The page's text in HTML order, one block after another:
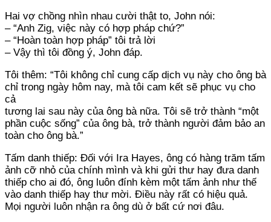
Hai vợ chồng nhìn nhau cười thật to, John nói:
– “Anh Zig, việc này có hợp pháp chứ?”
– “Hoàn toàn hợp pháp” tôi trả lời
– Vậy thì tôi đồng ý, John đáp.
Tôi thêm: “Tôi không chỉ cung cấp dịch vụ này cho ông bà
chỉ trong ngày hôm nay, mà tôi cam kết sẽ phục vụ cho
cả
tương lai sau này của ông bà nữa. Tôi sẽ trở thành “một
phần cuộc sống” của ông bà, trở thành người đảm bảo an
toàn cho ông bà.”
Tấm danh thiếp: Đối với Ira Hayes, ông có hàng trăm tấm
ảnh cỡ nhỏ của chính mình và khi gửi thư hay đưa danh
thiếp cho ai đó, ông luôn đính kèm một tấm ảnh như thế
vào danh thiếp hay thư mời. Điều này rất có hiệu quả.
Mọi người luôn nhận ra ông dù ở bất cứ nơi đâu.